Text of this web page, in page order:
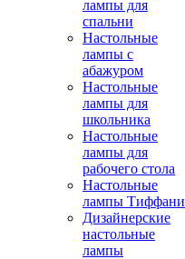
лампы для
спальни
Настольные
лампы с
абажуром
Настольные
лампы для
школьника
Настольные
лампы для
рабочего стола
Настольные
лампы Тиффани
Дизайнерские
настольные
лампы